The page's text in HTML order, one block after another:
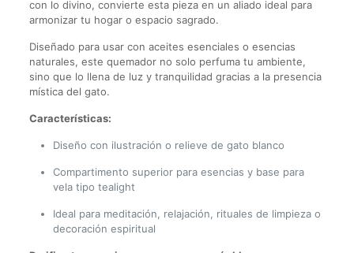
con lo divino, convierte esta pieza en un aliado ideal para
armonizar tu hogar o espacio sagrado.
Diseñado para usar con aceites esenciales o esencias
naturales, este quemador no solo perfuma tu ambiente,
sino que lo llena de luz y tranquilidad gracias a la presencia
mística del gato.
Características:
Diseño con ilustración o relieve de gato blanco
Compartimento superior para esencias y base para
vela tipo tealight
Ideal para meditación, relajación, rituales de limpieza o
decoración espiritual